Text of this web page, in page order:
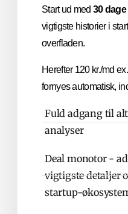
Start ud med 30
vigtigste historier i
overfladen.
Herefter 120 kr./md
fornyes automatisk,
Fuld adgang til
analyser
Deal monotor -
vigtigste detaljer
startup-